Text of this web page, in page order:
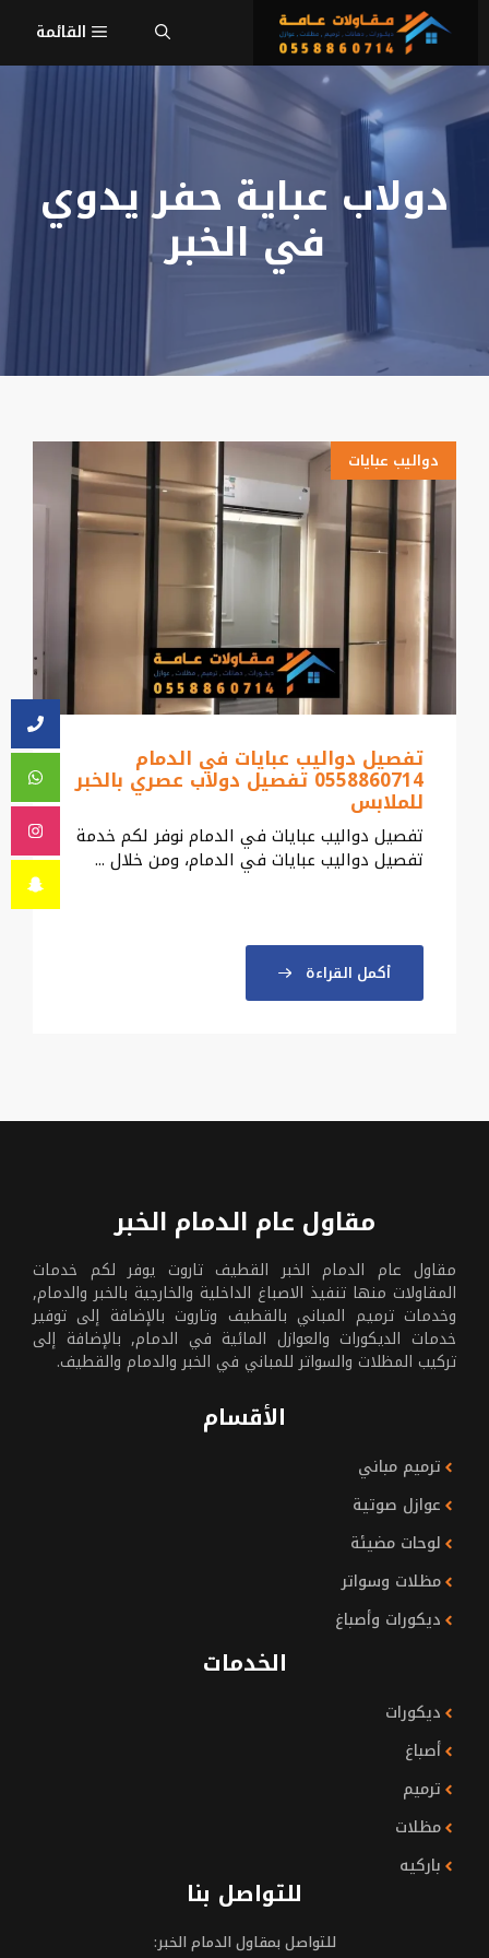
المحتوى
القائمة
دولاب عباية حفر يدوي
في الخبر
دواليب عبايات
تفصيل دواليب عبايات في الدمام
0558860714 تفصيل دولاب عصري بالخبر
للملابس
تفصيل دواليب عبايات في الدمام نوفر لكم خدمة
تفصيل دواليب عبايات في الدمام، ومن خلال ...
أكمل القراءة
مقاول عام الدمام الخبر
مقاول عام الدمام الخبر القطيف تاروت يوفر لكم خدمات
المقاولات منها تنفيذ الاصباغ الداخلية والخارجية بالخبر والدمام,
وخدمات ترميم المباني بالقطيف وتاروت بالإضافة إلى توفير
خدمات الديكورات والعوازل المائية في الدمام, بالإضافة إلى
تركيب المظلات والسواتر للمباني في الخبر والدمام والقطيف.
الأقسام
ترميم مباني
عوازل صوتية
لوحات مضيئة
مظلات وسواتر
ديكورات وأصباغ
الخدمات
ديكورات
أصباغ
ترميم
مظلات
باركيه
للتواصل بنا
للتواصل بمقاول الدمام الخبر: